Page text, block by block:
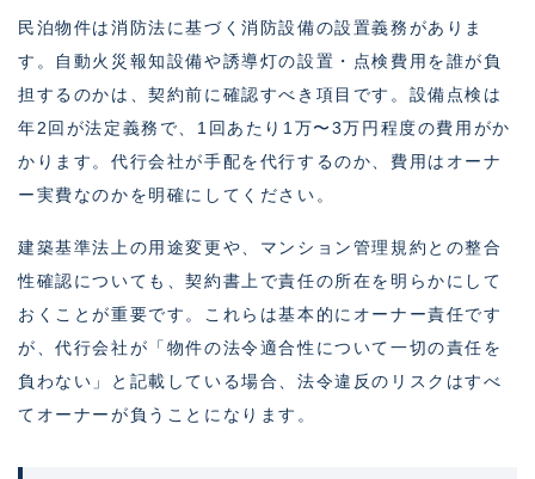
民泊物件は消防法に基づく消防設備の設置義務がありま
す。自動火災報知設備や誘導灯の設置・点検費用を誰が負
担するのかは、契約前に確認すべき項目です。設備点検は
年2回が法定義務で、1回あたり1万〜3万円程度の費用がか
かります。代行会社が手配を代行するのか、費用はオーナ
ー実費なのかを明確にしてください。
建築基準法上の用途変更や、マンション管理規約との整合
性確認についても、契約書上で責任の所在を明らかにして
おくことが重要です。これらは基本的にオーナー責任です
が、代行会社が「物件の法令適合性について一切の責任を
負わない」と記載している場合、法令違反のリスクはすべ
てオーナーが負うことになります。